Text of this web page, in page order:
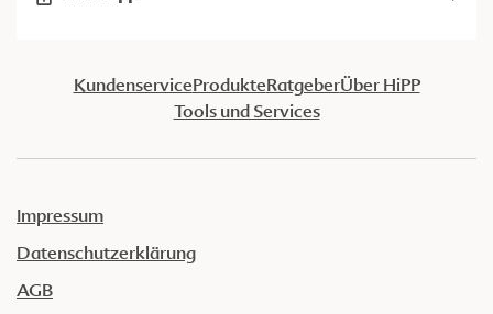
KundenserviceProdukteRatgeberÜber HiPP
Tools und Services
Impressum
Datenschutzerklärung
AGB